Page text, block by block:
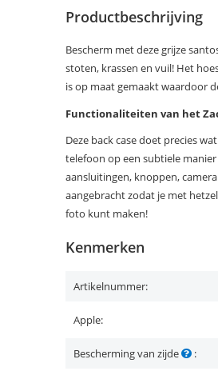
Productbeschrijving
Bescherm met deze grijze
stoten, krassen en vuil! Het
is op maat gemaakt waardoor
Functionaliteiten van het
Deze back case doet precies
telefoon op een subtiele
aansluitingen, knoppen,
aangebracht zodat je met
foto kunt maken!
Kenmerken
Artikelnummer:
Apple:
Bescherming van zijde :